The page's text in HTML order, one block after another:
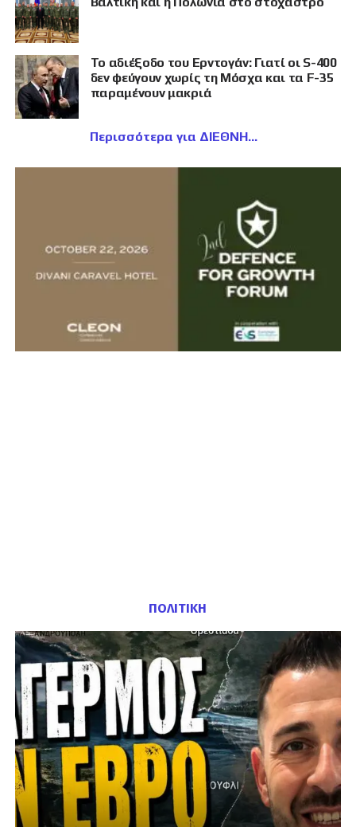
Το αδιέξοδο του Ερντογάν: Γιατί οι S-400
δεν φεύγουν χωρίς τη Μόσχα και τα F-35
παραμένουν μακριά
Περισσότερα για ΔΙΕΘΝΗ
ΠΟΛΙΤΙΚΗ